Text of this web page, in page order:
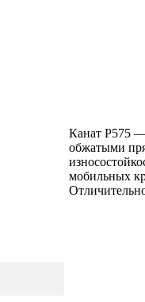
Канат P575 —
обжатыми
мобильных